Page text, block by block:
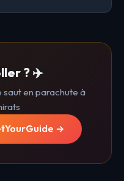
? ✈️
en parachute à
→